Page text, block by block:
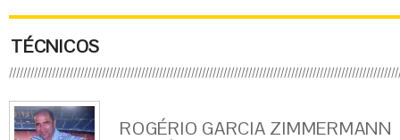
TÉCNICOS
ROGÉRIO GARCIA ZIMMERMANN